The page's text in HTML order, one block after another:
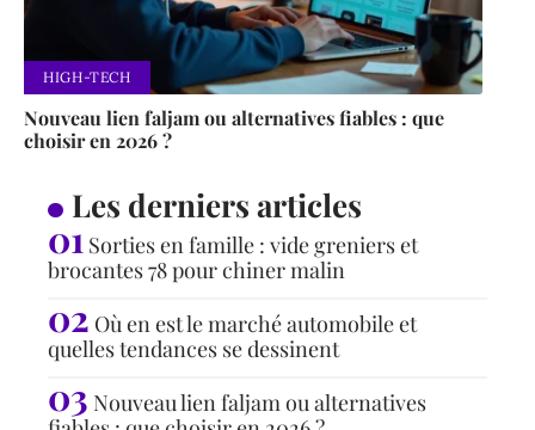
HIGH-TECH
Nouveau lien faljam ou alternatives fiables : que
choisir en 2026 ?
Les derniers articles
Sorties en famille : vide greniers et
brocantes 78 pour chiner malin
Où en est le marché automobile et
quelles tendances se dessinent
Nouveau lien faljam ou alternatives